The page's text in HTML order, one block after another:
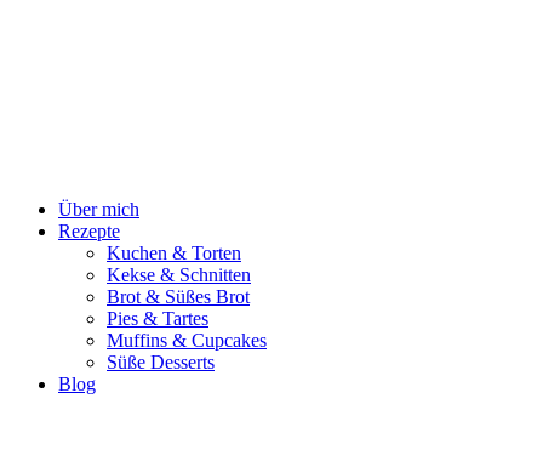
Über mich
Rezepte
Kuchen & Torten
Kekse & Schnitten
Brot & Süßes Brot
Pies & Tartes
Muffins & Cupcakes
Süße Desserts
Blog